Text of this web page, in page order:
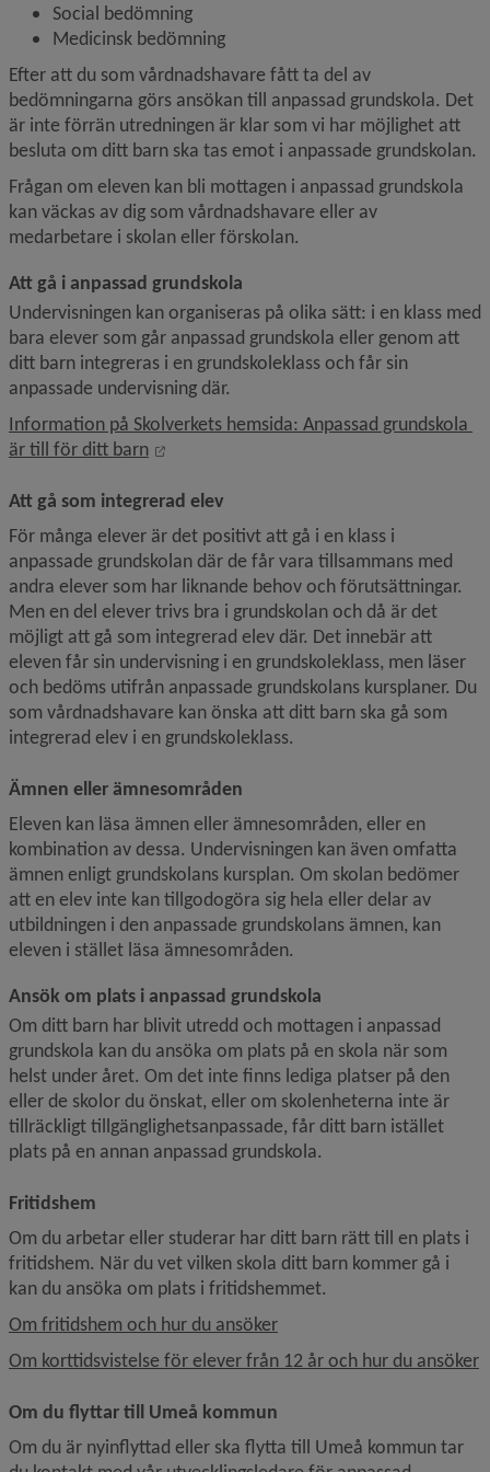
Social bedömning
Medicinsk bedömning
Efter att du som vårdnadshavare fått ta del av
bedömningarna görs ansökan till anpassad grundskola. Det
är inte förrän utredningen är klar som vi har möjlighet att
besluta om ditt barn ska tas emot i anpassade grundskolan.
Frågan om eleven kan bli mottagen i anpassad grundskola
kan väckas av dig som vårdnadshavare eller av
medarbetare i skolan eller förskolan.
Att gå i anpassad grundskola
Undervisningen kan organiseras på olika sätt: i en klass med
bara elever som går anpassad grundskola eller genom att
ditt barn integreras i en grundskoleklass och får sin
anpassade undervisning där.
Information på Skolverkets hemsida: Anpassad grundskola
är till för ditt barn
Länk till annan webbplats, öppnas i nytt
Att gå som integrerad elev
För många elever är det positivt att gå i en klass i
anpassade grundskolan där de får vara tillsammans med
andra elever som har liknande behov och förutsättningar.
Men en del elever trivs bra i grundskolan och då är det
möjligt att gå som integrerad elev där. Det innebär att
eleven får sin undervisning i en grundskoleklass, men läser
och bedöms utifrån anpassade grundskolans kursplaner. Du
som vårdnadshavare kan önska att ditt barn ska gå som
integrerad elev i en grundskoleklass.
Ämnen eller ämnesområden
Eleven kan läsa ämnen eller ämnesområden, eller en
kombination av dessa. Undervisningen kan även omfatta
ämnen enligt grundskolans kursplan. Om skolan bedömer
att en elev inte kan tillgodogöra sig hela eller delar av
utbildningen i den anpassade grundskolans ämnen, kan
eleven i stället läsa ämnesområden.
Ansök om plats i anpassad grundskola
Om ditt barn har blivit utredd och mottagen i anpassad
grundskola kan du ansöka om plats på en skola när som
helst under året. Om det inte finns lediga platser på den
eller de skolor du önskat, eller om skolenheterna inte är
tillräckligt tillgänglighetsanpassade, får ditt barn istället
plats på en annan anpassad grundskola.
Fritidshem
Om du arbetar eller studerar har ditt barn rätt till en plats i
fritidshem. När du vet vilken skola ditt barn kommer gå i
kan du ansöka om plats i fritidshemmet.
Om fritidshem och hur du ansöker
Om korttidsvistelse för elever från 12 år och hur du ansöker
Om du flyttar till Umeå kommun
Om du är nyinflyttad eller ska flytta till Umeå kommun tar